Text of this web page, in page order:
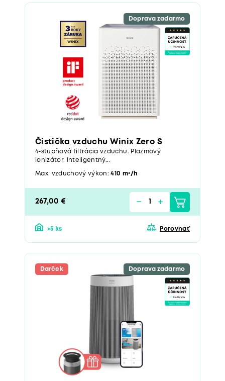
Doprava zadarmo
Čistička vzduchu Winix Zero S
4-stupňová filtrácia vzduchu. Plazmový
ionizátor. Inteligentný...
Max. vzduchový výkon:410 mᶟ/h
267,00 €
>5 ks Porovnať
Darček Doprava zadarmo